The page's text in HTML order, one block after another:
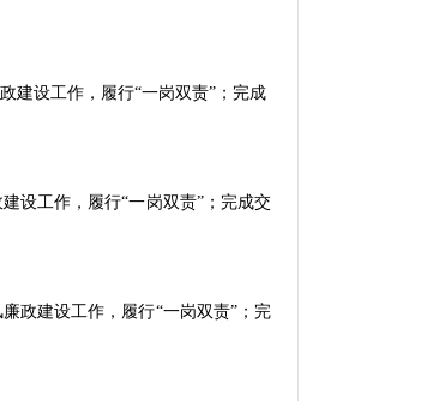
建设工作，履行“一岗双责”；完成
设工作，履行“一岗双责”；完成交
政建设工作，履行“一岗双责”；完